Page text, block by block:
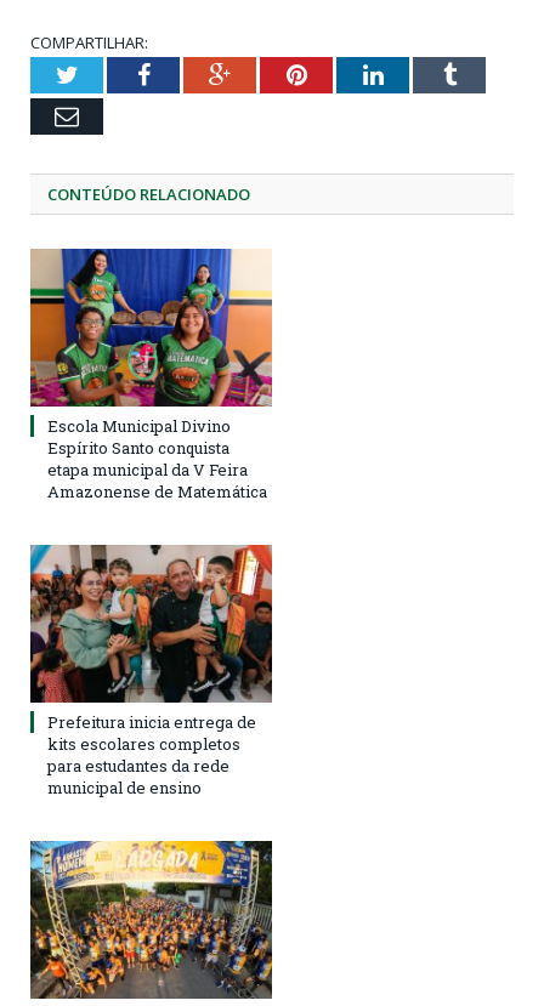
COMPARTILHAR:
TwitterFacebookGoogle+PinterestLinkedInTumblr
Email
CONTEÚDO RELACIONADO
Escola Municipal Divino
Espírito Santo conquista
etapa municipal da V Feira
Amazonense de Matemática
Prefeitura inicia entrega de
kits escolares completos
para estudantes da rede
municipal de ensino